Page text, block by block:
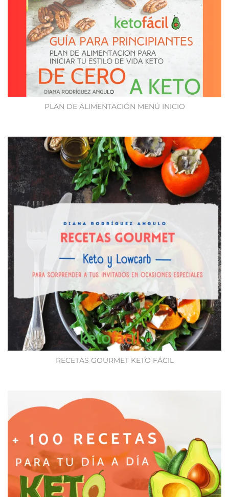
PLAN DE ALIMENTACIÓN MENÚ INICIO
RECETAS GOURMET KETO FÁCIL